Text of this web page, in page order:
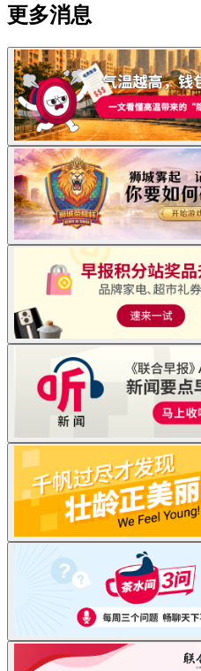
更多消息